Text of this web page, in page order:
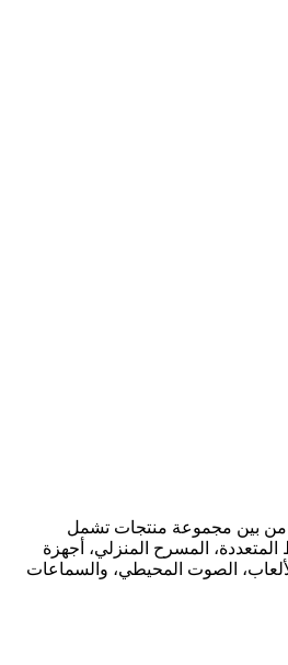
من بين مجموعة منتجات تشمل
المسرح المنزلي، أجهزة
الصوت المحيطي، والسماعات